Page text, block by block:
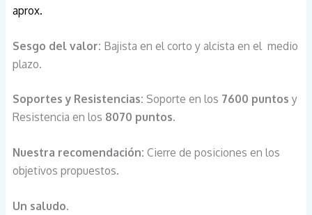
aprox.
Sesgo del valor: Bajista en el corto y alcista en el medio
plazo.
Soportes y Resistencias:Soporte en los 7600 puntos y
Resistencia en los 8070 puntos.
Nuestra recomendación: Cierre de posiciones en los
objetivos propuestos.
Un saludo.